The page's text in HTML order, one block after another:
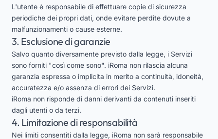
L'utente è responsabile di effettuare copie di sicurezza
periodiche dei propri dati, onde evitare perdite dovute a
malfunzionamenti o cause esterne.
3. Esclusione di garanzie
Salvo quanto diversamente previsto dalla legge, i Servizi
sono forniti "così come sono". iRoma non rilascia alcuna
garanzia espressa o implicita in merito a continuità, idoneità,
accuratezza e/o assenza di errori dei Servizi.
iRoma non risponde di danni derivanti da contenuti inseriti
dagli utenti o da terzi.
4. Limitazione di responsabilità
Nei limiti consentiti dalla legge, iRoma non sarà responsabile